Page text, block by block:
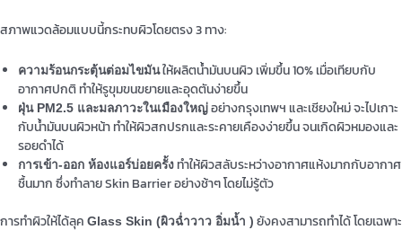
สภาพแวดล้อมแบบนี้กระทบผิวโดยตรง 3 ทาง:
ความร้อนกระตุ้นต่อมไขมันให้ผลิตน้ำมันบนผิว เพิ่มขึ้น 10% เมื่อเทียบกับ
อากาศปกติ ทำให้รูขุมขนขยายและอุดตันง่ายขึ้น
ฝุ่น PM2.5 และมลภาวะในเมืองใหญ่ อย่างกรุงเทพฯ และเชียงใหม่ จะไปเกาะ
กับน้ำมันบนผิวหน้า ทำให้ผิวสกปรกและระคายเคืองง่ายขึ้น จนเกิดผิวหมองและ
รอยดำได้
การเข้า-ออก ห้องแอร์บ่อยครั้ง ทำให้ผิวสลับระหว่างอากาศแห้งมากกับอากาศ
ชื้นมาก ซึ่งทำลาย Skin Barrier อย่างช้าๆ โดยไม่รู้ตัว
การทำผิวให้ได้ลุค Glass Skin (ผิวฉ่ำวาว อิ่มน้ำ ) ยังคงสามารถทำได้ โดยเฉพาะ